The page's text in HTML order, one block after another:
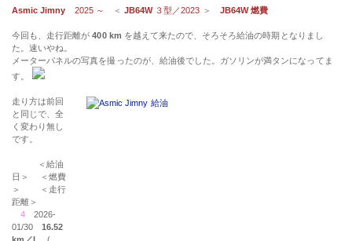
Asmic Jimny 2025 ～ ＜ JB64W３型／2023 ＞ JB64W 燃費
今回も、走行距離が400 km を越えて来たので、そろそろ給油の時期となりまし
た。速いやね。
メーターパネルの写真を撮ったのが、給油後でした。ガソリンが満タンになってま
す。
走り方は前回
と同じで、全
く変わり無し
です。
＜給油
日＞ ＜燃費
＞ ＜走行
距離＞
4 2026-
01/3016.52